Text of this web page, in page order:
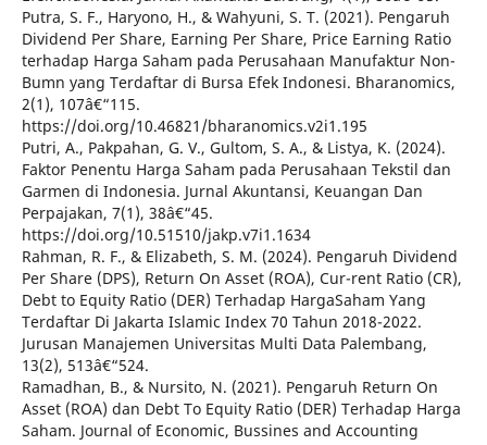
Putra, S. F., Haryono, H., & Wahyuni, S. T. (2021). Pengaruh
Dividend Per Share, Earning Per Share, Price Earning Ratio
terhadap Harga Saham pada Perusahaan Manufaktur Non-
Bumn yang Terdaftar di Bursa Efek Indonesi. Bharanomics,
2(1), 107â€“115.
https://doi.org/10.46821/bharanomics.v2i1.195
Putri, A., Pakpahan, G. V., Gultom, S. A., & Listya, K. (2024).
Faktor Penentu Harga Saham pada Perusahaan Tekstil dan
Garmen di Indonesia. Jurnal Akuntansi, Keuangan Dan
Perpajakan, 7(1), 38â€“45.
https://doi.org/10.51510/jakp.v7i1.1634
Rahman, R. F., & Elizabeth, S. M. (2024). Pengaruh Dividend
Per Share (DPS), Return On Asset (ROA), Cur-rent Ratio (CR),
Debt to Equity Ratio (DER) Terhadap HargaSaham Yang
Terdaftar Di Jakarta Islamic Index 70 Tahun 2018-2022.
Jurusan Manajemen Universitas Multi Data Palembang,
13(2), 513â€“524.
Ramadhan, B., & Nursito, N. (2021). Pengaruh Return On
Asset (ROA) dan Debt To Equity Ratio (DER) Terhadap Harga
Saham. Journal of Economic, Bussines and Accounting